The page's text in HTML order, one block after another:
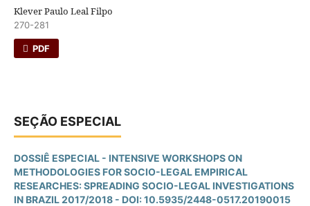
Klever Paulo Leal Filpo
270-281
PDF
SEÇÃO ESPECIAL
DOSSIÊ ESPECIAL - INTENSIVE WORKSHOPS ON
METHODOLOGIES FOR SOCIO-LEGAL EMPIRICAL
RESEARCHES: SPREADING SOCIO-LEGAL INVESTIGATIONS
IN BRAZIL 2017/2018 - DOI: 10.5935/2448-0517.20190015